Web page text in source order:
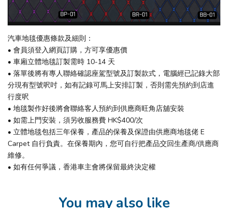
汽車地毯優惠條款及細則：
• 會員須登入網頁訂購，方可享優惠價
• 車廂立體地毯訂製需時 10-14 天
• 落單後將有專人聯絡確認座駕型號及訂製款式，電腦經已記錄大部
分現有型號呎吋，如有記錄可馬上安排訂製，否則需先預約到店進
行度呎
• 地毯製作好後將會聯絡客人預約到供應商旺角店舖安裝
• 如需上門安裝，須另收服務費 HK$400/次
• 立體地毯包括三年保養，產品的保養及保證由供應商地毯佬 E
Carpet 自行負責。在保養期內，您可自行把產品交回生產商/供應商
維修。
• 如有任何爭議，香港車主會將保留最終決定權
You may also like